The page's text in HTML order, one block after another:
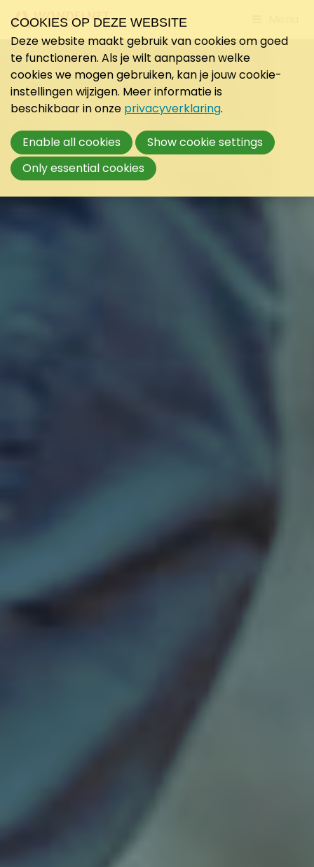
to
COOKIES OP DEZE WEBSITE
Deze website maakt gebruik van cookies om goed
te functioneren. Als je wilt aanpassen welke
cookies we mogen gebruiken, kan je jouw cookie-
instellingen wijzigen. Meer informatie is
beschikbaar in onze privacyverklaring.
Enable all cookies
Show cookie settings
Only essential cookies